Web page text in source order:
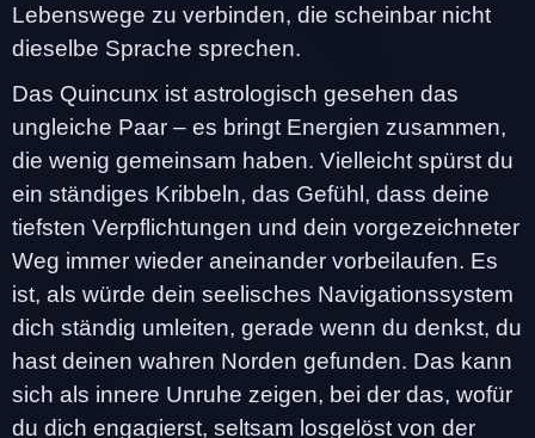
Lebenswege zu verbinden, die scheinbar nicht
dieselbe Sprache sprechen.
Das Quincunx ist astrologisch gesehen das
ungleiche Paar – es bringt Energien zusammen,
die wenig gemeinsam haben. Vielleicht spürst du
ein ständiges Kribbeln, das Gefühl, dass deine
tiefsten Verpflichtungen und dein vorgezeichneter
Weg immer wieder aneinander vorbeilaufen. Es
ist, als würde dein seelisches Navigationssystem
dich ständig umleiten, gerade wenn du denkst, du
hast deinen wahren Norden gefunden. Das kann
sich als innere Unruhe zeigen, bei der das, wofür
du dich engagierst, seltsam losgelöst von der